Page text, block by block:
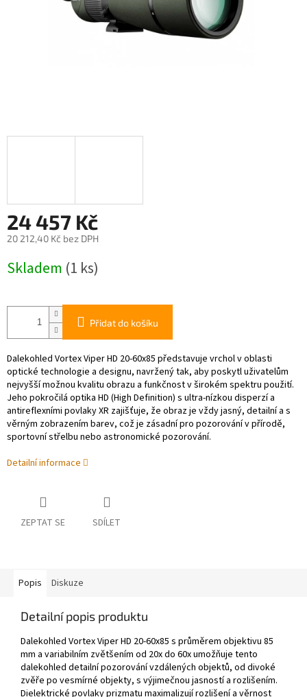
24 457 Kč
20 212,40 Kč bez DPH
cena:
Skladem (1 ks)
Přidat do košíku
Dalekohled Vortex Viper HD 20-60x85 představuje vrchol v oblasti
optické technologie a designu, navržený tak, aby poskytl uživatelům
nejvyšší možnou kvalitu obrazu a funkčnost v širokém spektru použití.
Jeho pokročilá optika HD (High Definition) s ultra-nízkou disperzí a
antireflexními povlaky XR zajišťuje, že obraz je vždy jasný, detailní a s
věrným zobrazením barev, což je zásadní pro pozorování v přírodě,
sportovní střelbu nebo astronomické pozorování.
Detailní informace
ZEPTAT SE SDÍLET
Popis Diskuze
Detailní popis produktu
Dalekohled Vortex Viper HD 20-60x85 s průměrem objektivu 85
mm a variabilním zvětšením od 20x do 60x umožňuje tento
dalekohled detailní pozorování vzdálených objektů, od divoké
zvěře po vesmírné objekty, s výjimečnou jasností a rozlišením.
Dielektrické povlaky prizmatu maximalizují rozlišení a věrnost